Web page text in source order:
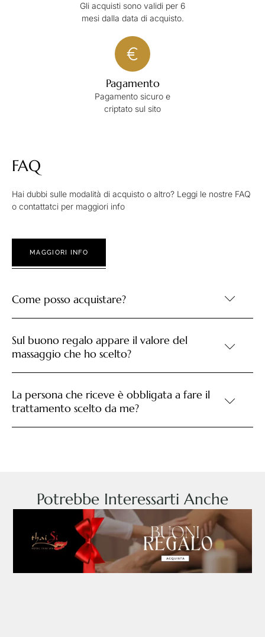
Gli acquisti sono validi per 6
mesi dalla data di acquisto.
Pagamento
Pagamento sicuro e
criptato sul sito
FAQ
Hai dubbi sulle modalità di acquisto o altro? Leggi le nostre FAQ
o contattatci per maggiori info
MAGGIORI INFO
Come posso acquistare?
Sul buono regalo appare il valore del
massaggio che ho scelto?
La persona che riceve è obbligata a fare il
trattamento scelto da me?
Potrebbe Interessarti Anche